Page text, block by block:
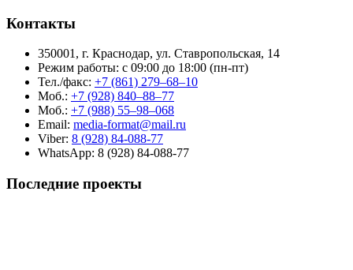
Контакты
350001, г. Краснодар, ул. Ставропольская, 14
Режим работы: с 09:00 до 18:00 (пн-пт)
Тел./факс: +7 (861) 279–68–10
Моб.: +7 (928) 840–88–77
Моб.: +7 (988) 55–98–068
Email: media-format@mail.ru
Viber: 8 (928) 84-088-77
WhatsApp: 8 (928) 84-088-77
Последние проекты